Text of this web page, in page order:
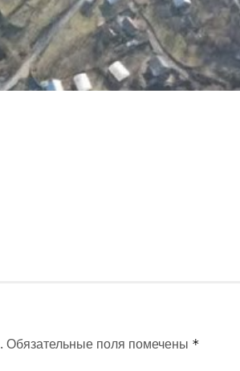
Обязательные поля помечены *